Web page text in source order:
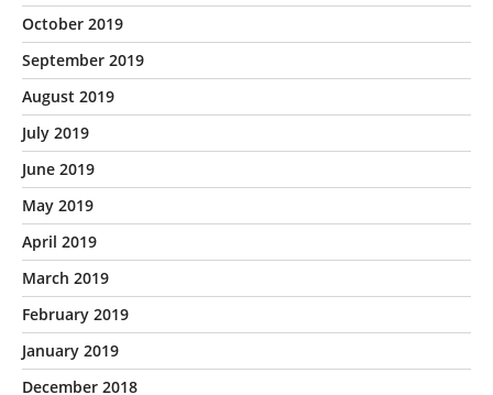
October 2019
September 2019
August 2019
July 2019
June 2019
May 2019
April 2019
March 2019
February 2019
January 2019
December 2018